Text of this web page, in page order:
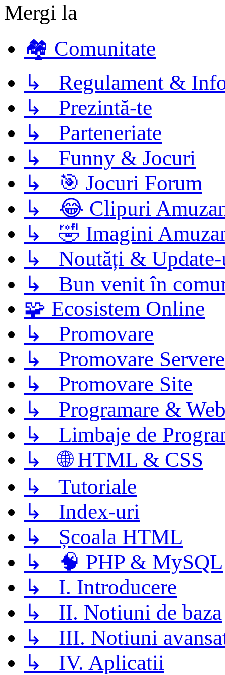
Mergi la
🏘️ Comunitate
↳ Regulament &
↳ Prezintă-te
↳ Parteneriate
↳ Funny & Jocuri
↳ 🎯 Jocuri Forum
↳ 😂 Clipuri
↳ 🤣 Imagini
↳ Noutăți &
↳ Bun venit în
🧩 Ecosistem Online
↳ Promovare
↳ Promovare Servere
↳ Promovare Site
↳ Programare &
↳ Limbaje de
↳ 🌐 HTML & CSS
↳ Tutoriale
↳ Index-uri
↳ Școala HTML
↳ 🧠 PHP & MySQL
↳ I. Introducere
↳ II. Notiuni de baza
↳ III. Notiuni
↳ IV. Aplicatii